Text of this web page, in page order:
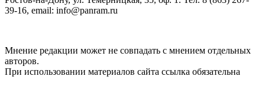
39-16, email: info@panram.ru
Мнение редакции может не совпадать с мнением отдельных
авторов.
При использовании материалов сайта ссылка обязательна